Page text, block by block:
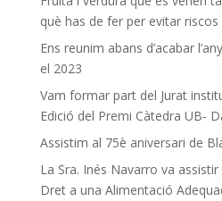
què has de fer per evitar riscos
Ens reunim abans d’acabar
el 2023
Vam formar part del Jurat
Edició del Premi Càtedra UB-
Assistim al 75è aniversari de
La Sra. Inés Navarro va
Dret a una Alimentació